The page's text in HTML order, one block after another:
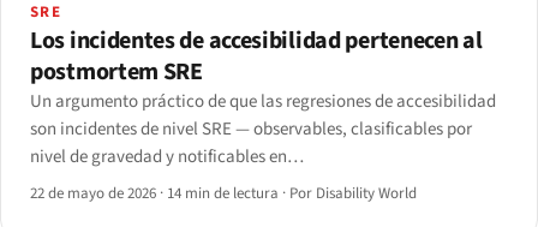
SRE
Los incidentes de accesibilidad pertenecen al
postmortem SRE
Un argumento práctico de que las regresiones de accesibilidad
son incidentes de nivel SRE — observables, clasificables por
nivel de gravedad y notificables en
PagerDuty/Opsgenie/Statuspage.
22 de mayo de 2026 · 14 min de lectura · Por Disability World